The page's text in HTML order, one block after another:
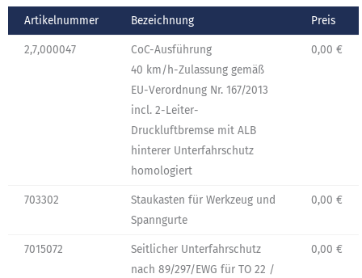
Artikelnummer Bezeichnung Preis
2,7,000047
CoC-Ausführung
40 km/h-Zulassung gemäß
EU-Verordnung Nr. 167/2013
incl. 2-Leiter-
Druckluftbremse mit ALB
hinterer Unterfahrschutz
homologiert
0,00 €
703302
Staukasten für Werkzeug und
Spanngurte
0,00 €
7015072
Seitlicher Unterfahrschutz
nach 89/297/EWG für TO 22 /
0,00 €